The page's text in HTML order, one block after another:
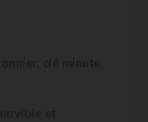
clé minute,
et